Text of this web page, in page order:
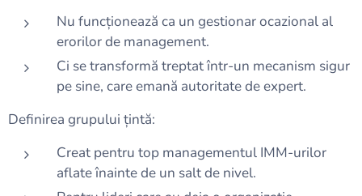
Nu funcționează ca un gestionar ocazional al
erorilor de management.
Ci se transformă treptat într-un mecanism sigur
pe sine, care emană autoritate de expert.
Definirea grupului țintă:
Creat pentru top managementul IMM-urilor
aflate înainte de un salt de nivel.